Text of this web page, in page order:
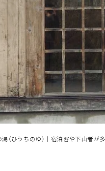
よむ
記事
検索
ABOUT
相
談
窓
口
湯（ひうちのゆ）｜宿泊客や下山者が